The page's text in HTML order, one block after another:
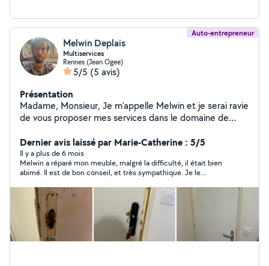
Auto-entrepreneur
Melwin Deplais
Multiservices
Rennes (Jean Ogee)
5/5 (5 avis)
Présentation
Madame, Monsieur, Je m'appelle Melwin et je serai ravie
de vous proposer mes services dans le domaine de
expérience dans le domaine de la plomberie (en
particulier la rénovation de salles de bains) et dans le
bâtiment en général, j'ai décidé de me lancer à mon
compte. Si vous recherchez quelqu'un de confiance
pour vos petits travaux à la maison, je vous propose
mes services en tant qu'auto-entrepreneur
multiservices. Voici quelques exemples : Changement
de mitigeur, pose de siège de douche et barre de
maintien, changement de cylindre de serrure,
Dernier avis laissé par Marie-Catherine : 5/5
Il y a plus de 6 mois
Melwin a réparé mon meuble, malgré la difficulté, il était bien
abimé. Il est de bon conseil, et très sympathique. Je le